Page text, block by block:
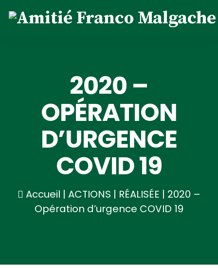
2020 –
OPÉRATION
D’URGENCE
COVID 19
Accueil | ACTIONS | RÉALISÉE | 2020 –
Opération d’urgence COVID 19